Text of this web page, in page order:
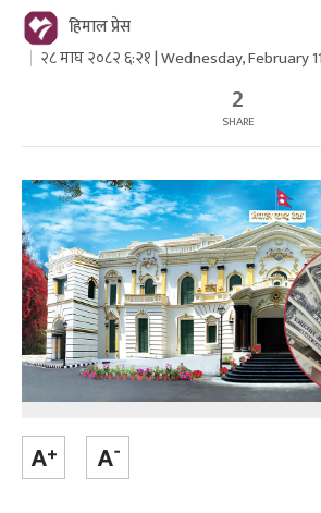
हिमाल प्रेस
२८ माघ २०८२ ६:२१ | Wednesday, February
2
SHARE